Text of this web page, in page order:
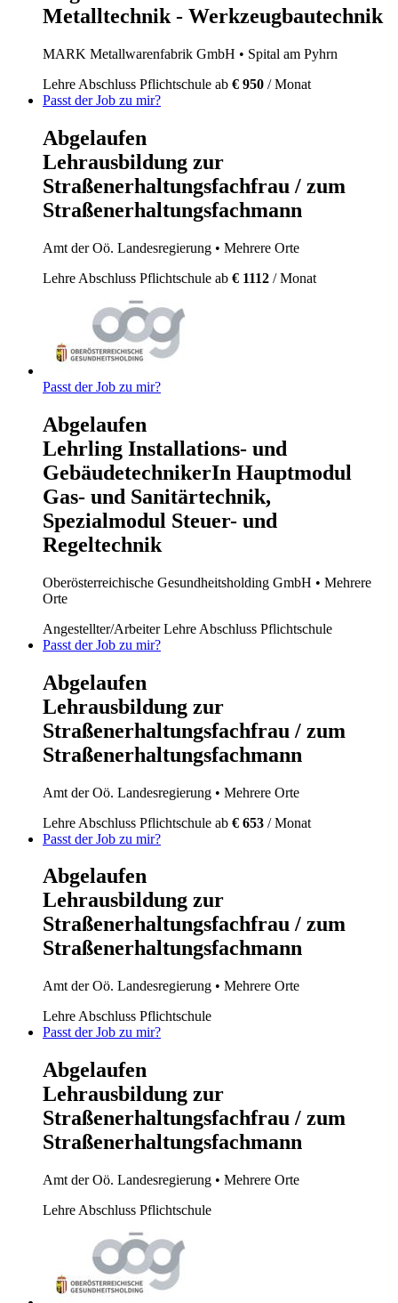
Metalltechnik - Werkzeugbautechnik
MARK Metallwarenfabrik GmbH • Spital am Pyhrn
Lehre Abschluss Pflichtschule ab € 950 / Monat
Passt der Job zu mir?
Abgelaufen
Lehrausbildung zur
Straßenerhaltungsfachfrau / zum
Straßenerhaltungsfachmann
Amt der Oö. Landesregierung • Mehrere Orte
Lehre Abschluss Pflichtschule ab € 1112 / Monat
Passt der Job zu mir?
Abgelaufen
Lehrling Installations- und
GebäudetechnikerIn Hauptmodul
Gas- und Sanitärtechnik,
Spezialmodul Steuer- und
Regeltechnik
Oberösterreichische Gesundheitsholding GmbH • Mehrere
Orte
Angestellter/ArbeiterLehre Abschluss Pflichtschule
Passt der Job zu mir?
Abgelaufen
Lehrausbildung zur
Straßenerhaltungsfachfrau / zum
Straßenerhaltungsfachmann
Amt der Oö. Landesregierung • Mehrere Orte
Lehre Abschluss Pflichtschule ab € 653 / Monat
Passt der Job zu mir?
Abgelaufen
Lehrausbildung zur
Straßenerhaltungsfachfrau / zum
Straßenerhaltungsfachmann
Amt der Oö. Landesregierung • Mehrere Orte
Lehre Abschluss Pflichtschule
Passt der Job zu mir?
Abgelaufen
Lehrausbildung zur
Straßenerhaltungsfachfrau / zum
Straßenerhaltungsfachmann
Amt der Oö. Landesregierung • Mehrere Orte
Lehre Abschluss Pflichtschule